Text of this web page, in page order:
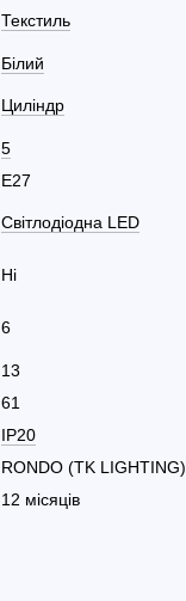
Текстиль
Білий
Циліндр
5
E27
Світлодіодна LED
Ні
6
13
61
IP20
RONDO (TK LIGHTING)
12 місяців